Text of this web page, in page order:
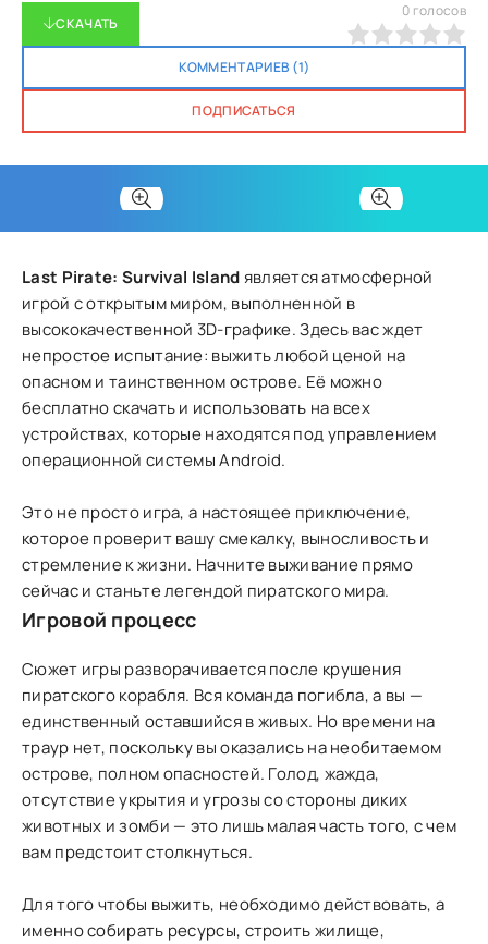
СКАЧАТЬ
КОММЕНТАРИЕВ (1)
ПОДПИСАТЬСЯ
0 голосов
Last Pirate: Survival Islandявляется атмосферной
игрой с открытым миром, выполненной в
высококачественной 3D-графике. Здесь вас ждет
непростое испытание: выжить любой ценой на
опасном и таинственном острове. Её можно
бесплатно скачать и использовать на всех
устройствах, которые находятся под управлением
операционной системы Аndroid.
Это не просто игра, а настоящее приключение,
которое проверит вашу смекалку, выносливость и
стремление к жизни. Начните выживание прямо
сейчас и станьте легендой пиратского мира.
Игровой процесс
Сюжет игры разворачивается после крушения
пиратского корабля. Вся команда погибла, а вы —
единственный оставшийся в живых. Но времени на
траур нет, поскольку вы оказались на необитаемом
острове, полном опасностей. Голод, жажда,
отсутствие укрытия и угрозы со стороны диких
животных и зомби — это лишь малая часть того, с чем
вам предстоит столкнуться.
Для того чтобы выжить, необходимо действовать, а
именно собирать ресурсы, строить жилище,